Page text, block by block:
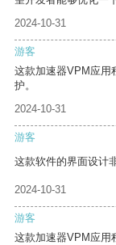
2024-10-31
游客
这款加速器VPM应用
护。
2024-10-31
游客
这款软件的界面设计
2024-10-31
游客
这款加速器VPM应用